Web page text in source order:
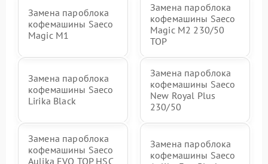
Замена пароблока
кофемашины Saeco
Magic M1
Замена пароблока
кофемашины Saeco
Magic M2 230/50
TOP
Замена пароблока
кофемашины Saeco
Lirika Black
Замена пароблока
кофемашины Saeco
New Royal Plus
230/50
Замена пароблока
кофемашины Saeco
Aulika EVO TOP HSC
Замена пароблока
кофемашины Saeco